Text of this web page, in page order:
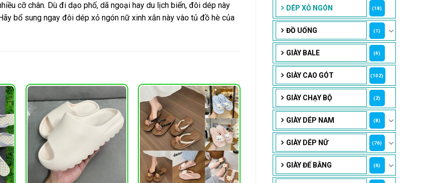
DÉP XỎ NGÓN (18)
ĐỒ UỐNG (1)
GIÀY BALE (4)
GIÀY CAO GÓT (102)
GIÀY CHẠY BỘ (2)
GIÀY DÉP NAM (8)
GIÀY DÉP NỮ (76)
GIÀY ĐẾ BẰNG (6)
cỡ chân. Dù đi dạo phố, dã ngoại hay du lịch biển, đôi dép này
bổ sung ngay đôi dép xỏ ngón nữ xinh xắn này vào tủ đồ hè của